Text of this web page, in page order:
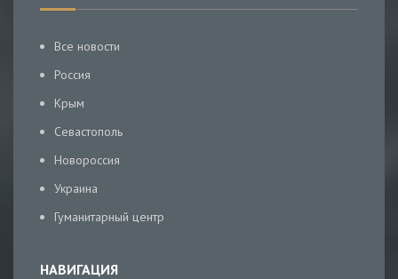
Все новости
Россия
Крым
Севастополь
Новороссия
Украина
Гуманитарный центр
НАВИГАЦИЯ